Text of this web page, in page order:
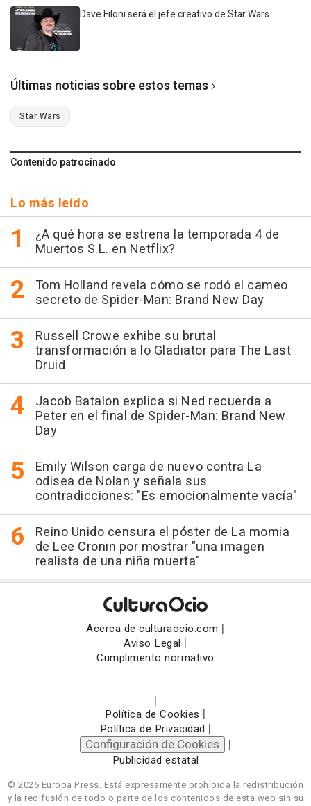
Dave Filoni será el jefe creativo de Star Wars
Últimas noticias sobre estos temas
Star Wars
Contenido patrocinado
Lo más leído
¿A qué hora se estrena la temporada 4 de
Muertos S.L. en Netflix?
Tom Holland revela cómo se rodó el cameo
secreto de Spider-Man: Brand New Day
Russell Crowe exhibe su brutal
transformación a lo Gladiator para The Last
Druid
Jacob Batalon explica si Ned recuerda a
Peter en el final de Spider-Man: Brand New
Day
Emily Wilson carga de nuevo contra La
odisea de Nolan y señala sus
contradicciones: "Es emocionalmente vacía"
Reino Unido censura el póster de La momia
de Lee Cronin por mostrar "una imagen
realista de una niña muerta"
Acerca de culturaocio.com |
Aviso Legal |
Cumplimento normativo
|
Política de Cookies |
Política de Privacidad |
Configuración de Cookies |
Publicidad estatal
© 2026 Europa Press. Está expresamente prohibida la redistribución
y la redifusión de todo o parte de los contenidos de esta web sin su